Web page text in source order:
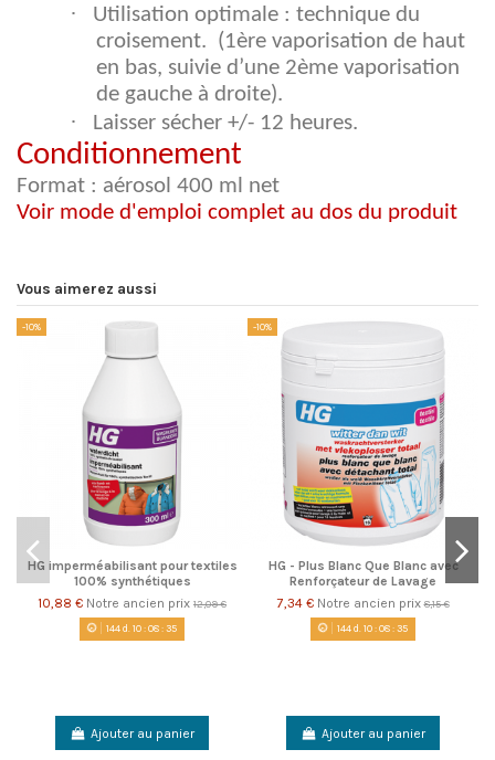
·
Utilisation optimale : technique du
croisement. (1ère vaporisation de haut
en bas, suivie d’une 2ème vaporisation
de gauche à droite).
· Laisser sécher +/- 12 heures.
Conditionnement
Format : aérosol 400 ml net
Voir mode d'emploi complet au dos du produit
Vous aimerez aussi
-10%
HG imperméabilisant pour textiles
100% synthétiques
10,88 € Notre ancien prix 12,09 €
144d.10:08:35
Ajouter au panier
-10%
HG - Plus Blanc Que Blanc avec
Renforçateur de Lavage
7,34 € Notre ancien prix8,15 €
144d.10:08:35
Ajouter au panier